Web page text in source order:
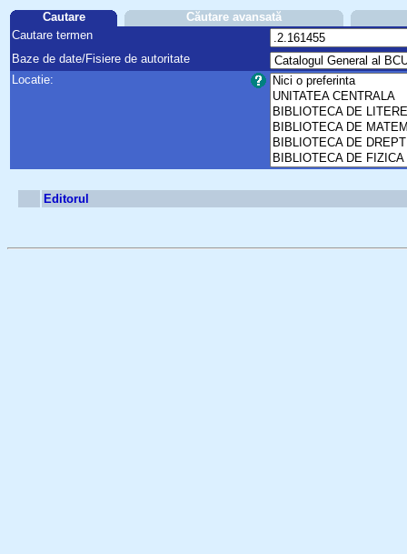
Cautare
Căutare avansată
Cautare termen
Baze de date/Fisiere de autoritate
Locatie:
Editorul